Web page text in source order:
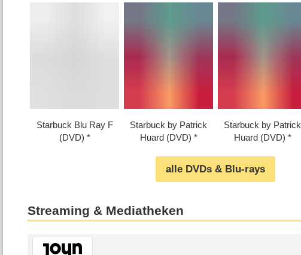
Starbuck Blu Ray F
(DVD)
Starbuck by Patrick
Huard (DVD)
Starbuck by Patrick
Huard (DVD)
alle DVDs & Blu-rays
Streaming & Mediatheken